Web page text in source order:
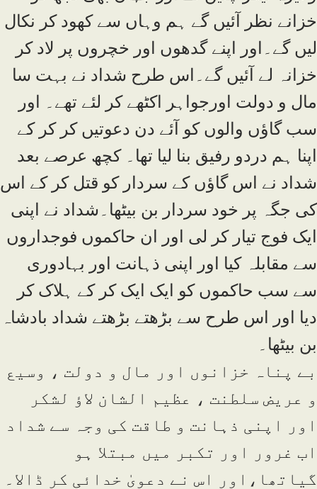
خزانے نظر آئیں گے ہم وہاں سے کھود کر نکال
لیں گے۔اور اپنے گدھوں اور خچروں پر لاد کر
خزانہ لے آئیں گے۔اس طرح شداد نے بہت سا
مال و دولت اورجواہر اکٹھے کر لئے تھے۔ اور
سب گاؤں والوں کو آئے دن دعوتیں کر کر کے
اپنا ہم دردو رفیق بنا لیا تھا۔ کچھ عرصے بعد
شداد نے اس گاؤں کے سردار کو قتل کر کے اس
کی جگہ پر خود سردار بن بیٹھا۔شداد نے اپنی
ایک فوج تیار کر لی اور ان حاکموں فوجداروں
سے مقابلہ کیا اور اپنی ذہانت اور بہادوری
سے سب حاکموں کو ایک ایک کر کے ہلاک کر
دیا اور اس طرح سے بڑھتے بڑھتے شداد بادشاہ
بن بیٹھا۔
بے پناہ خزانوں اور مال و دولت ، وسیع
و عریض سلطنت ، عظیم الشان لاؤ لشکر
اور اپنی ذہانت و طاقت کی وجہ سے شداد
اب غرور اور تکبر میں مبتلا ہو
گیاتھا،اور اس نے دعویٰ خدائی کر ڈالا۔